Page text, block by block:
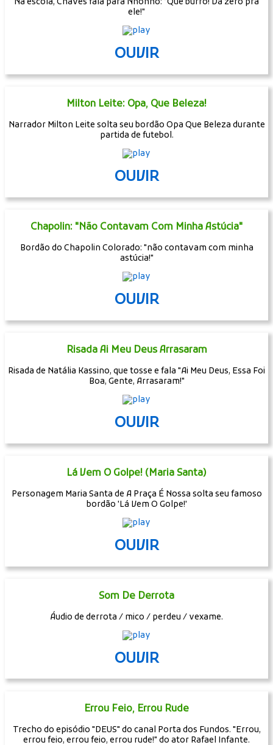
ele!"
OUVIR
Milton Leite: Opa, Que Beleza!
Narrador Milton Leite solta seu bordão Opa Que Beleza durante
partida de futebol.
OUVIR
Chapolin: "Não Contavam Com Minha Astúcia"
Bordão do Chapolin Colorado: "não contavam com minha
astúcia!"
OUVIR
Risada Ai Meu Deus Arrasaram
Risada de Natália Kassino, que tosse e fala "Ai Meu Deus, Essa Foi
Boa, Gente, Arrasaram!"
OUVIR
Lá Vem O Golpe! (Maria Santa)
Personagem Maria Santa de A Praça É Nossa solta seu famoso
bordão 'Lá Vem O Golpe!'
OUVIR
Som De Derrota
Áudio de derrota / mico / perdeu / vexame.
OUVIR
Errou Feio, Errou Rude
Trecho do episódio "DEUS" do canal Porta dos Fundos. "Errou,
errou feio, errou feio, errou rude!" do ator Rafael Infante.